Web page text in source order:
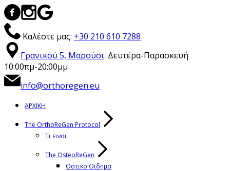
Καλέστε μας: +30 210 610 7288
Γρανικού 5, Μαρούσι. Δευτέρα-Παρασκευή
10:00πμ-20:00μμ
info@orthoregen.eu
ΑΡΧΙΚΗ
The OrthoReGen Protocol
Τι ειναι
The OsteoReGen
Οστικο Οιδημα